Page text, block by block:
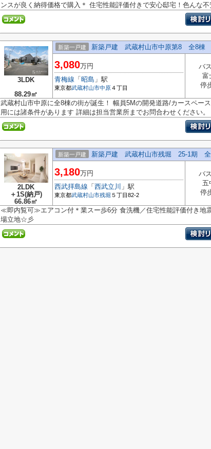
ンスが良く納得価格で購入＊ 住宅性能評価付きで安心邸宅！色んな不
3LDK
88.29㎡
新築一戸建 新築戸建 武蔵村山市中原第8 全8棟
3,080万円
青梅線 「 昭島 」駅
東京都武蔵村山市中原４丁目
バ
富
停
武蔵村山市中原に全8棟の街が誕生！ 幅員5Mの開発道路/カースペー
用には諸条件があります 詳細は担当営業所までお問合わせください。
2LDK
＋1S(納戸)
66.86㎡
新築一戸建 新築戸建 武蔵村山市残堀 25-1期 全
3,180万円
西武拝島線 「 西武立川 」駅
東京都武蔵村山市残堀 ５丁目82-2
バ
五
停
≪即内覧可≫エアコン付＊業スー歩6分 食洗機／住宅性能評価付き地
場立地☆彡